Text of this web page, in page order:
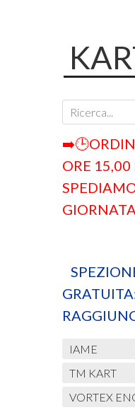
ORE 15,00
IAME
TM KART
VORTEX